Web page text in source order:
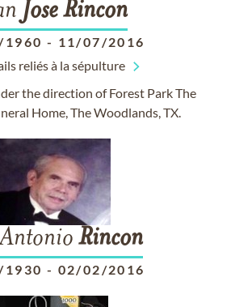
Jose Rincon
- 11/07/2016
reliés à la sépulture
the direction of Forest Park The
Home, The Woodlands, TX.
Rincon
- 02/02/2016